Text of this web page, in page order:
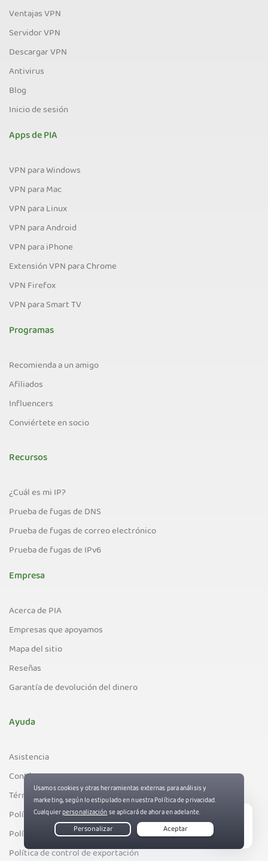
Ventajas VPN
Servidor VPN
Descargar VPN
Antivirus
Blog
Inicio de sesión
Apps de PIA
VPN para Windows
VPN para Mac
VPN para Linux
VPN para Android
VPN para iPhone
Extensión VPN para Chrome
VPN Firefox
VPN para Smart TV
Programas
Recomienda a un amigo
Afiliados
Influencers
Conviértete en socio
Recursos
¿Cuál es mi IP?
Prueba de fugas de DNS
Prueba de fugas de correo electrónico
Prueba de fugas de IPv6
Empresa
Acerca de PIA
Empresas que apoyamos
Mapa del sitio
Reseñas
Garantía de devolución del dinero
Ayuda
Asistencia
Contáctanos
Términos de servicio
Política de privacidad y de cookies
Política de DMCA
Política de control de exportación